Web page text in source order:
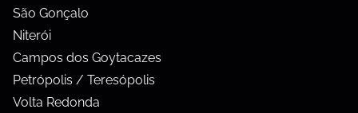
São Gonçalo
Niterói
Campos dos Goytacazes
Petrópolis / Teresópolis
Volta Redonda